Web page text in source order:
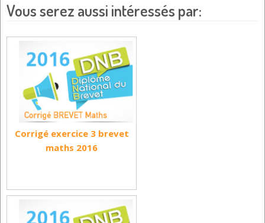
Vous serez aussi intéressés par:
Corrigé exercice 3 brevet
maths 2016